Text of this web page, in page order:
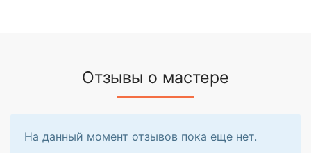
Отзывы о мастере
На данный момент отзывов пока еще нет.